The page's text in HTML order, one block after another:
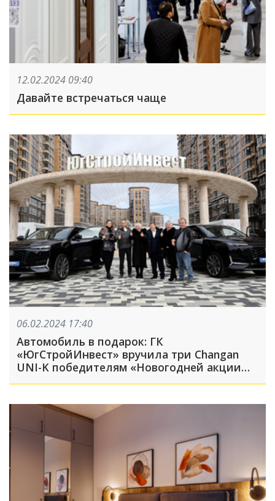
12.02.2024 09:40
Давайте встречаться чаще
06.02.2024 17:40
Автомобиль в подарок: ГК
«ЮгСтройИнвест» вручила три Changan
UNI-K победителям «Новогодней акции
2024»